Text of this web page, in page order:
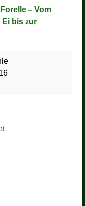
– Vom
Ei bis zur